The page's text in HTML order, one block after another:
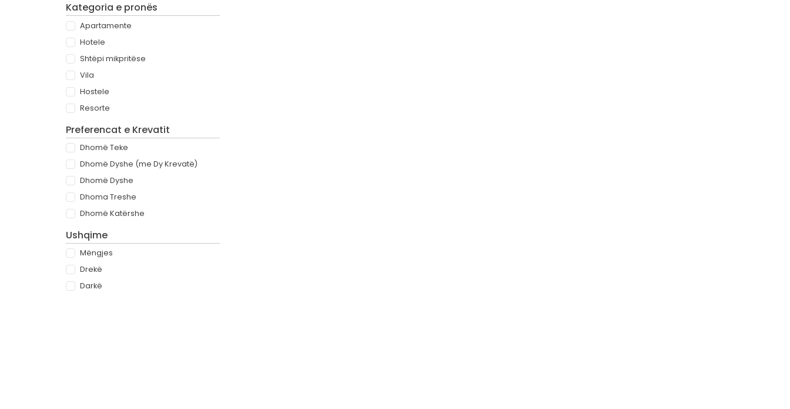
Kategoria e pronës
Apartamente
Hotele
Shtëpi mikpritëse
Vila
Hostele
Resorte
Preferencat e Krevatit
Dhomë Teke
Dhomë Dyshe (me Dy Krevatë)
Dhomë Dyshe
Dhoma Treshe
Dhomë Katërshe
Ushqime
Mëngjes
Drekë
Darkë